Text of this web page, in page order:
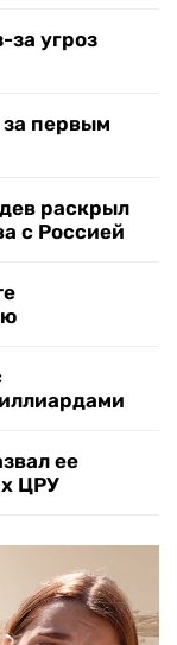
за угроз
первым
раскрыл
с Россией
ее
ЦРУ